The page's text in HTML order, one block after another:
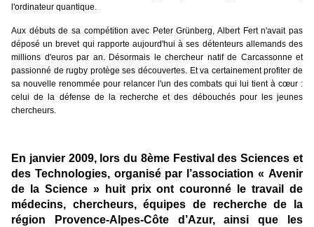
l'ordinateur quantique.
Aux débuts de sa compétition avec Peter Grünberg, Albert Fert n'avait pas
déposé un brevet qui rapporte aujourd'hui à ses détenteurs allemands des
millions d'euros par an. Désormais le chercheur natif de Carcassonne et
passionné de rugby protège ses découvertes. Et va certainement profiter de
sa nouvelle renommée pour relancer l'un des combats qui lui tient à cœur :
celui de la défense de la recherche et des débouchés pour les jeunes
chercheurs.
En janvier 2009, lors du 8ème Festival des Sciences et
des Technologies, organisé par l’association « Avenir
de la Science » huit prix ont couronné le travail de
médecins, chercheurs, équipes de recherche de la
région Provence-Alpes-Côte d’Azur, ainsi que les